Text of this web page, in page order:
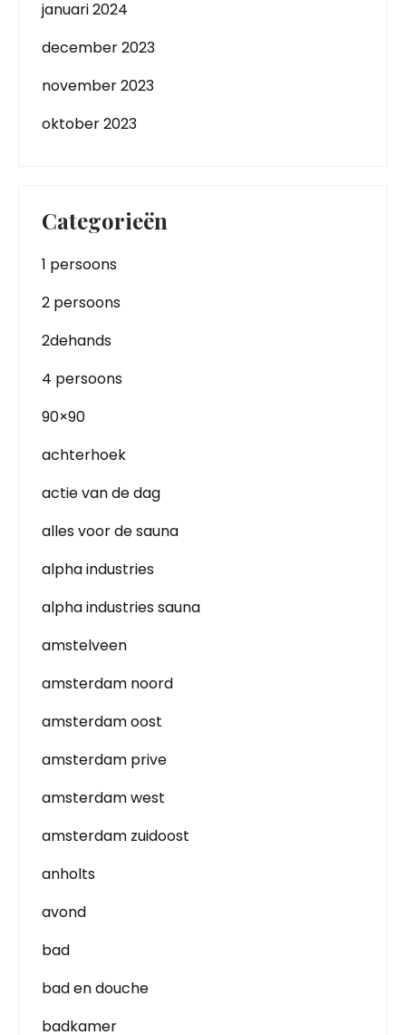
januari 2024
december 2023
november 2023
oktober 2023
Categorieën
1 persoons
2 persoons
2dehands
4 persoons
90×90
achterhoek
actie van de dag
alles voor de sauna
alpha industries
alpha industries sauna
amstelveen
amsterdam noord
amsterdam oost
amsterdam prive
amsterdam west
amsterdam zuidoost
anholts
avond
bad
bad en douche
badkamer